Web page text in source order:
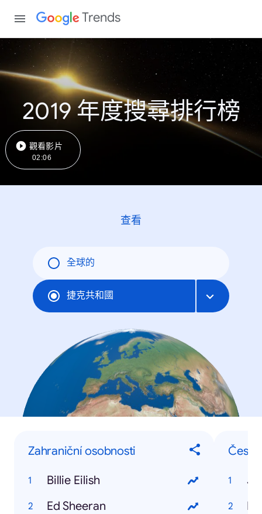
Trends
2019 年度搜尋排行榜
觀看影片
02:06
查看
全球的
捷克共和國
Zahraniční osobnosti
Billie Eilish
Ed Sheeran